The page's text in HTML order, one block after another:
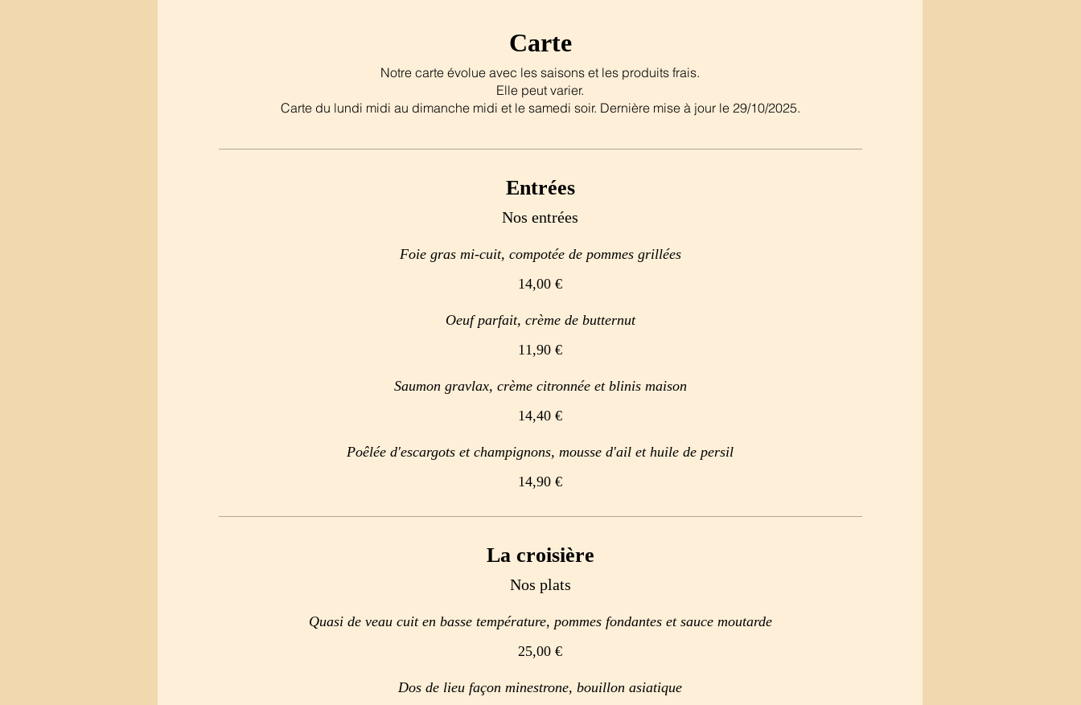
Carte
Notre carte évolue avec les saisons et les produits frais.
Elle peut varier.
Carte du lundi midi au dimanche midi et le samedi soir. Dernière mise à jour le 29/10/2025.
Entrées
Nos entrées
Foie gras mi-cuit, compotée de pommes grillées
14,00 €
Oeuf parfait, crème de butternut
11,90 €
Saumon gravlax, crème citronnée et blinis maison
14,40 €
Poêlée d'escargots et champignons, mousse d'ail et huile de persil
14,90 €
La croisière
Nos plats
Quasi de veau cuit en basse température, pommes fondantes et sauce moutarde
25,00 €
Dos de lieu façon minestrone, bouillon asiatique